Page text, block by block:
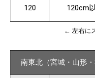
120 120cm
← 左右に
南東北（宮城・山形・